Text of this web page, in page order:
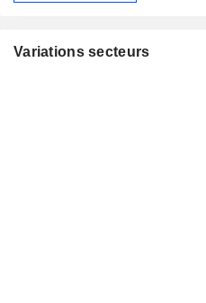
Variations secteurs